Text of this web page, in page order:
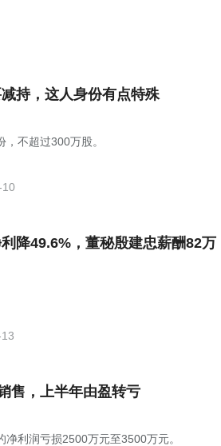
持，这人身份有点特殊
不超过300万股。
降49.6%，董秘殷建忠薪酬82万
售，上半年由盈转亏
利润亏损2500万元至3500万元。